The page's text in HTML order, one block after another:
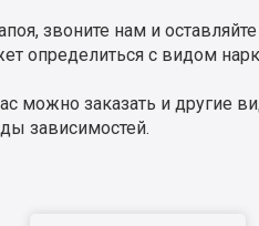
звоните нам и
определиться с видом
можно заказать и другие
зависимостей.